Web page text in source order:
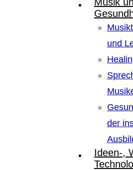
und
der
Ideen-,